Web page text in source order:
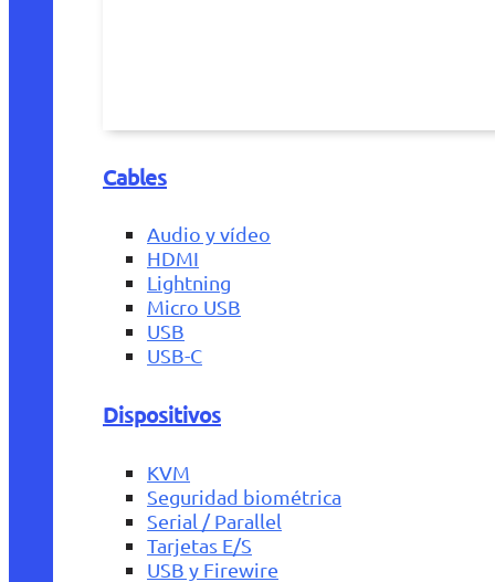
Cables
Audio y vídeo
HDMI
Lightning
Micro USB
USB
USB-C
Dispositivos
KVM
Seguridad biométrica
Serial / Parallel
Tarjetas E/S
USB y Firewire